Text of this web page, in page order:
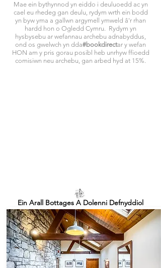
Mae ein bythynnod yn eiddo i deuluoedd ac yn
cael eu rhedeg gan deulu, rydym wrth ein bodd
yn byw yma a gallwn argymell ymweld â'r rhan
hardd hon o Ogledd Cymru. Rydym yn
hysbysebu ar wefannau archebu adnabyddus,
ond os gwelwch yn dda#bookdirectar y wefan
HON am y pris gorau posibl heb unrhyw ffioedd
comisiwn neu archebu, gan arbed hyd at 15%.
Ein Arall Bottages A Dolenni Defnyddiol